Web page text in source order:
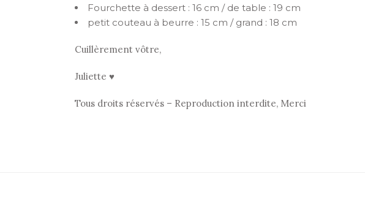
Fourchette à dessert : 16 cm / de table : 19 cm
petit couteau à beurre : 15 cm / grand : 18 cm
Cuillèrement vôtre,
Juliette ♥
Tous droits réservés – Reproduction interdite, Merci